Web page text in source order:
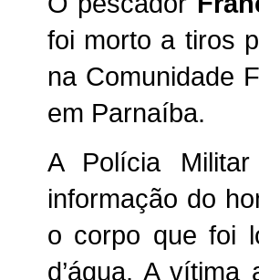
foi morto a tiros
na Comunidade
em Parnaíba.
A Polícia
informação do
o corpo que foi
d’água. A